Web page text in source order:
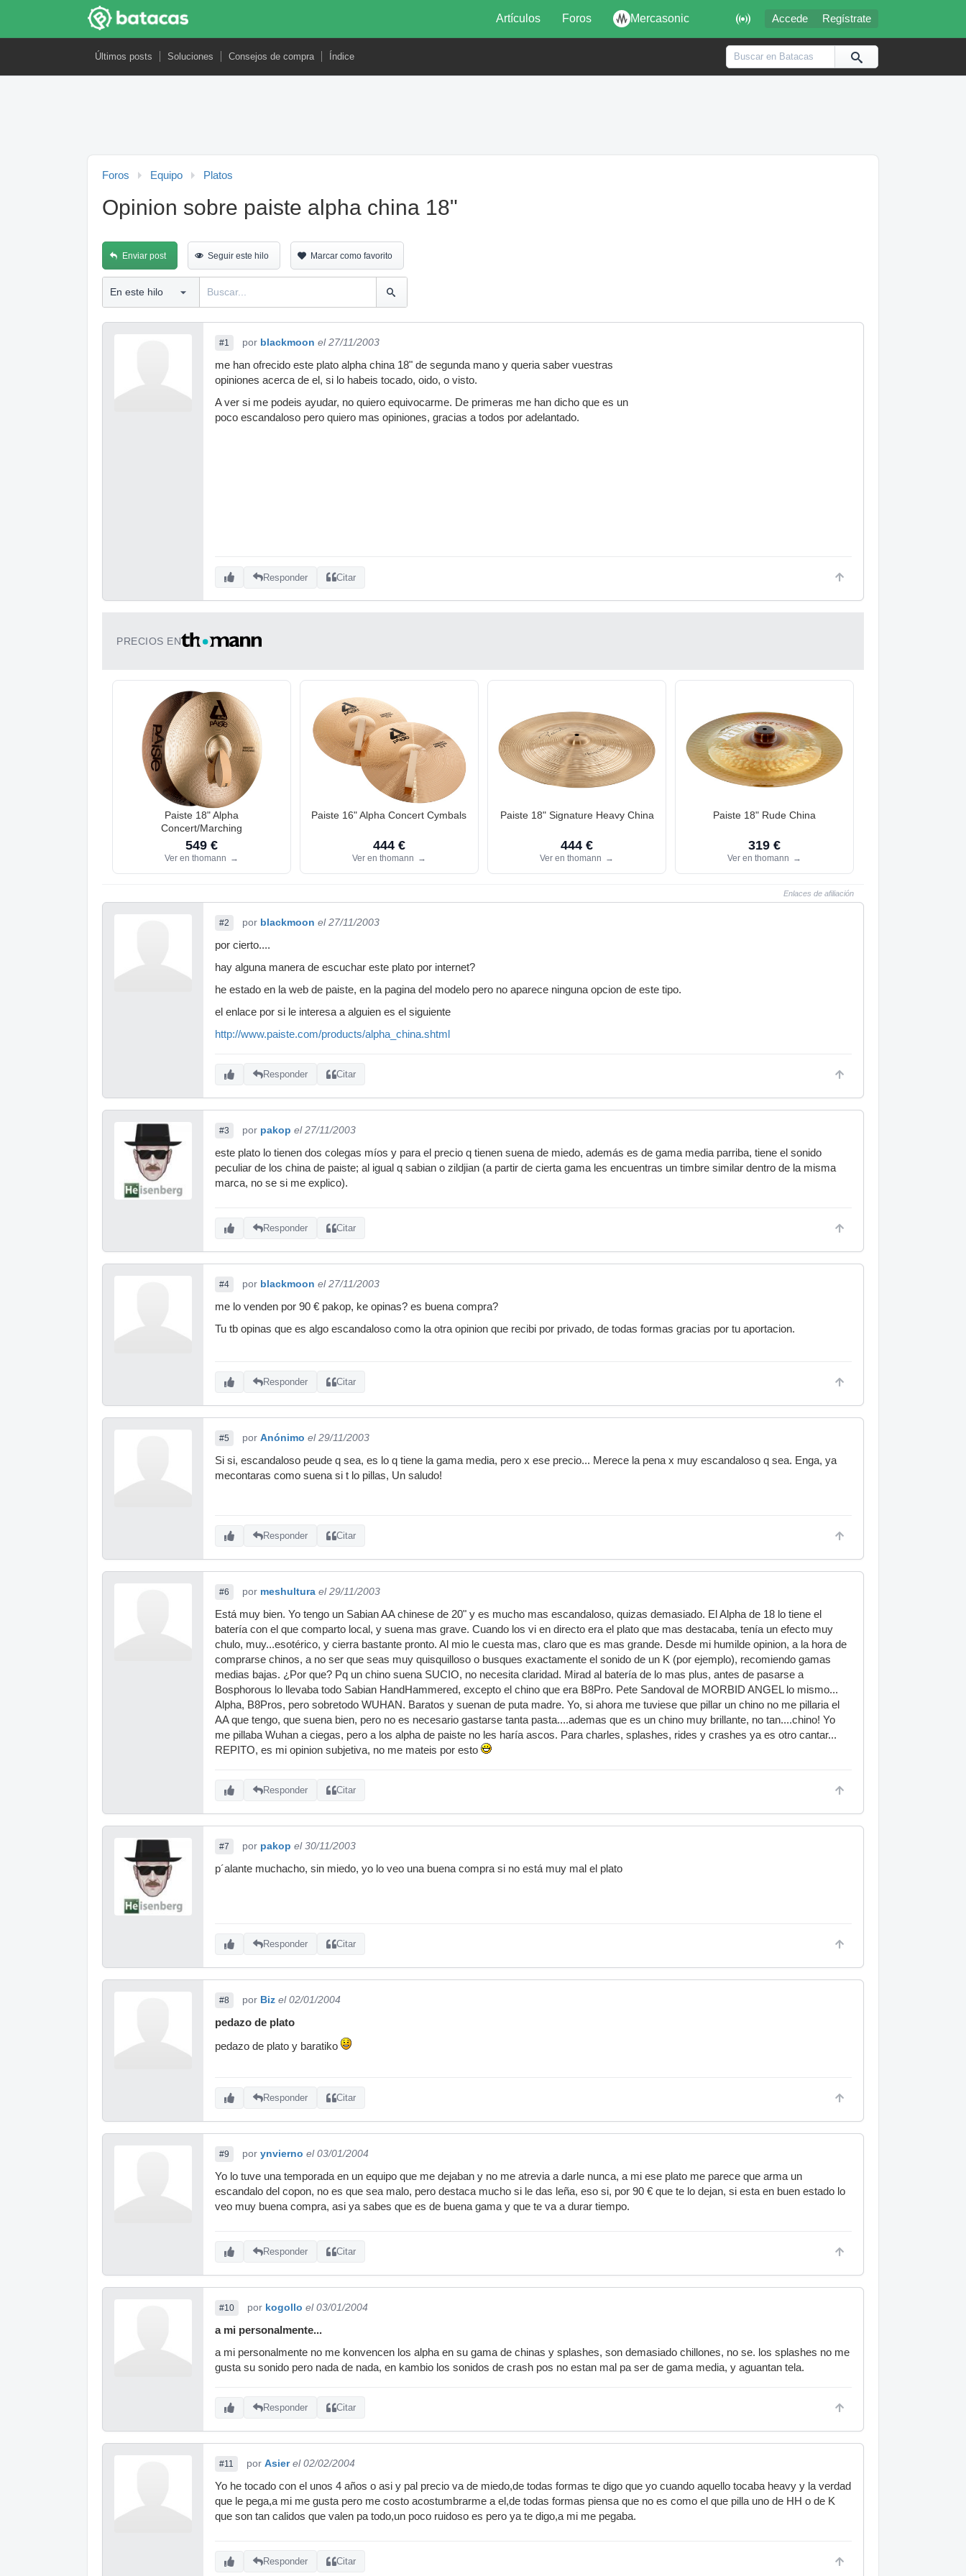
 Accede Regístrate
Artículos Foros Mercasonic
Últimos posts Soluciones Consejos de compra Índice
Foros Equipo Platos
Opinion sobre paiste alpha china 18"
Enviar post Seguir este hilo Marcar como favorito
#1 por blackmoon el 27/11/2003
me han ofrecido este plato alpha china 18" de segunda mano y queria saber vuestras
opiniones acerca de el, si lo habeis tocado, oido, o visto.
A ver si me podeis ayudar, no quiero equivocarme. De primeras me han dicho que es un
poco escandaloso pero quiero mas opiniones, gracias a todos por adelantado.
Responder Citar
PRECIOS EN
Paiste 18" Alpha
Concert/Marching
549 €
Ver en thomann →
Paiste 16" Alpha Concert Cymbals
444 €
Ver en thomann →
Paiste 18" Signature Heavy China
444 €
Ver en thomann →
Paiste 18" Rude China
319 €
Ver en thomann →
Enlaces de afiliación
#2 por blackmoon el 27/11/2003
por cierto....
hay alguna manera de escuchar este plato por internet?
he estado en la web de paiste, en la pagina del modelo pero no aparece ninguna opcion de este tipo.
el enlace por si le interesa a alguien es el siguiente
http://www.paiste.com/products/alpha_china.shtml
Responder Citar
#3 por pakop el 27/11/2003
este plato lo tienen dos colegas míos y para el precio q tienen suena de miedo, además es de gama media parriba, tiene el sonido
peculiar de los china de paiste; al igual q sabian o zildjian (a partir de cierta gama les encuentras un timbre similar dentro de la misma
marca, no se si me explico).
Responder Citar
#4 por blackmoon el 27/11/2003
me lo venden por 90 € pakop, ke opinas? es buena compra?
Tu tb opinas que es algo escandaloso como la otra opinion que recibi por privado, de todas formas gracias por tu aportacion.
Responder Citar
#5 por Anónimo el 29/11/2003
Si si, escandaloso peude q sea, es lo q tiene la gama media, pero x ese precio... Merece la pena x muy escandaloso q sea. Enga, ya
mecontaras como suena si t lo pillas, Un saludo!
Responder Citar
#6 por meshultura el 29/11/2003
Está muy bien. Yo tengo un Sabian AA chinese de 20" y es mucho mas escandaloso, quizas demasiado. El Alpha de 18 lo tiene el
batería con el que comparto local, y suena mas grave. Cuando los vi en directo era el plato que mas destacaba, tenía un efecto muy
chulo, muy...esotérico, y cierra bastante pronto. Al mio le cuesta mas, claro que es mas grande. Desde mi humilde opinion, a la hora de
comprarse chinos, a no ser que seas muy quisquilloso o busques exactamente el sonido de un K (por ejemplo), recomiendo gamas
medias bajas. ¿Por que? Pq un chino suena SUCIO, no necesita claridad. Mirad al batería de lo mas plus, antes de pasarse a
Bosphorous lo llevaba todo Sabian HandHammered, excepto el chino que era B8Pro. Pete Sandoval de MORBID ANGEL lo mismo...
Alpha, B8Pros, pero sobretodo WUHAN. Baratos y suenan de puta madre. Yo, si ahora me tuviese que pillar un chino no me pillaria el
AA que tengo, que suena bien, pero no es necesario gastarse tanta pasta....ademas que es un chino muy brillante, no tan....chino! Yo
me pillaba Wuhan a ciegas, pero a los alpha de paiste no les haría ascos. Para charles, splashes, rides y crashes ya es otro cantar...
REPITO, es mi opinion subjetiva, no me mateis por esto
Responder Citar
#7 por pakop el 30/11/2003
p´alante muchacho, sin miedo, yo lo veo una buena compra si no está muy mal el plato
Responder Citar
#8 por Biz el 02/01/2004
pedazo de plato
pedazo de plato y baratiko
Responder Citar
#9 por ynvierno el 03/01/2004
Yo lo tuve una temporada en un equipo que me dejaban y no me atrevia a darle nunca, a mi ese plato me parece que arma un
escandalo del copon, no es que sea malo, pero destaca mucho si le das leña, eso si, por 90 € que te lo dejan, si esta en buen estado lo
veo muy buena compra, asi ya sabes que es de buena gama y que te va a durar tiempo.
Responder Citar
#10 por kogollo el 03/01/2004
a mi personalmente...
a mi personalmente no me konvencen los alpha en su gama de chinas y splashes, son demasiado chillones, no se. los splashes no me
gusta su sonido pero nada de nada, en kambio los sonidos de crash pos no estan mal pa ser de gama media, y aguantan tela.
Responder Citar
#11 por Asier el 02/02/2004
Yo he tocado con el unos 4 años o asi y pal precio va de miedo,de todas formas te digo que yo cuando aquello tocaba heavy y la verdad
que le pega,a mi me gusta pero me costo acostumbrarme a el,de todas formas piensa que no es como el que pilla uno de HH o de K
que son tan calidos que valen pa todo,un poco ruidoso es pero ya te digo,a mi me pegaba.
Responder Citar